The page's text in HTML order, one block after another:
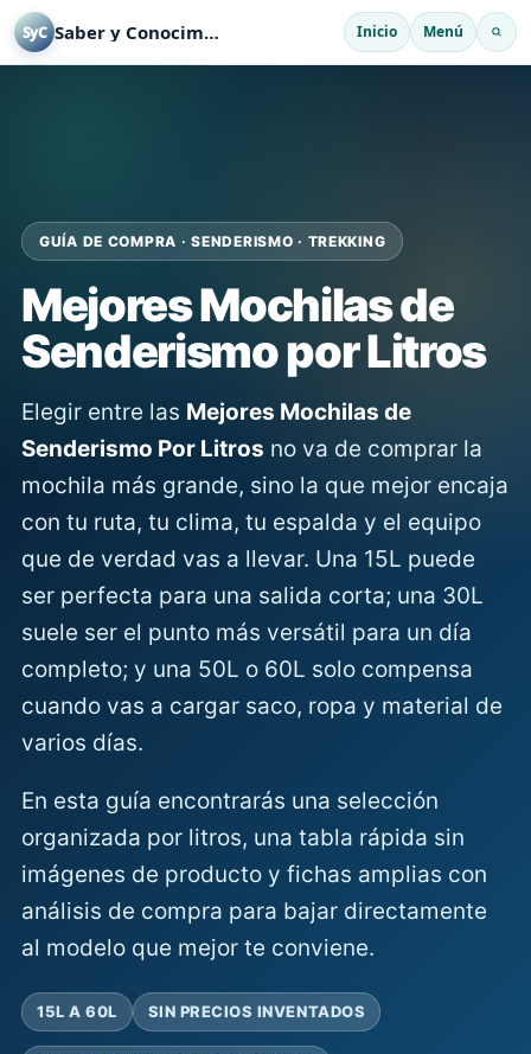
SyC Saber y Conocimiento Inicio Menú
GUÍA DE COMPRA · SENDERISMO · TREKKING
Mejores Mochilas de
Senderismo por Litros
Elegir entre las Mejores Mochilas de
Senderismo Por Litros no va de comprar la
mochila más grande, sino la que mejor encaja
con tu ruta, tu clima, tu espalda y el equipo
que de verdad vas a llevar. Una 15L puede
ser perfecta para una salida corta; una 30L
suele ser el punto más versátil para un día
completo; y una 50L o 60L solo compensa
cuando vas a cargar saco, ropa y material de
varios días.
En esta guía encontrarás una selección
organizada por litros, una tabla rápida sin
imágenes de producto y fichas amplias con
análisis de compra para bajar directamente
al modelo que mejor te conviene.
15L A 60L SIN PRECIOS INVENTADOS